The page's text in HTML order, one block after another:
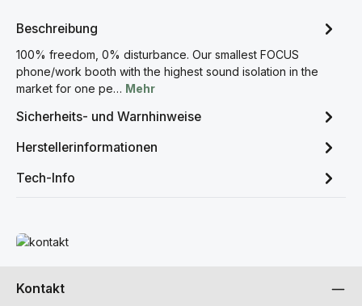
Beschreibung
100% freedom, 0% disturbance. Our smallest FOCUS
phone/work booth with the highest sound isolation in the
market for one pe… Mehr
Sicherheits- und Warnhinweise
Herstellerinformationen
Tech-Info
Mehr erfahren
Kontakt